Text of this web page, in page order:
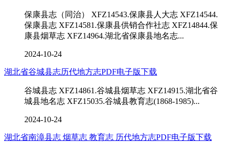
保康县志（同治） XFZ14543.保康县人大志 XFZ14544.
保康县志 XFZ14581.保康县供销合作社志 XFZ14844.保
康县烟草志 XFZ14964.湖北省保康县地名志...
2024-10-24
湖北省谷城县志历代地方志PDF电子版下载
谷城县志 XFZ14861.谷城县烟草志 XFZ14915.湖北省谷
城县地名志 XFZ15035.谷城县教育志(1868-1985)...
2024-10-24
湖北省南漳县志 烟草志 教育志 历代地方志PDF电子版下载